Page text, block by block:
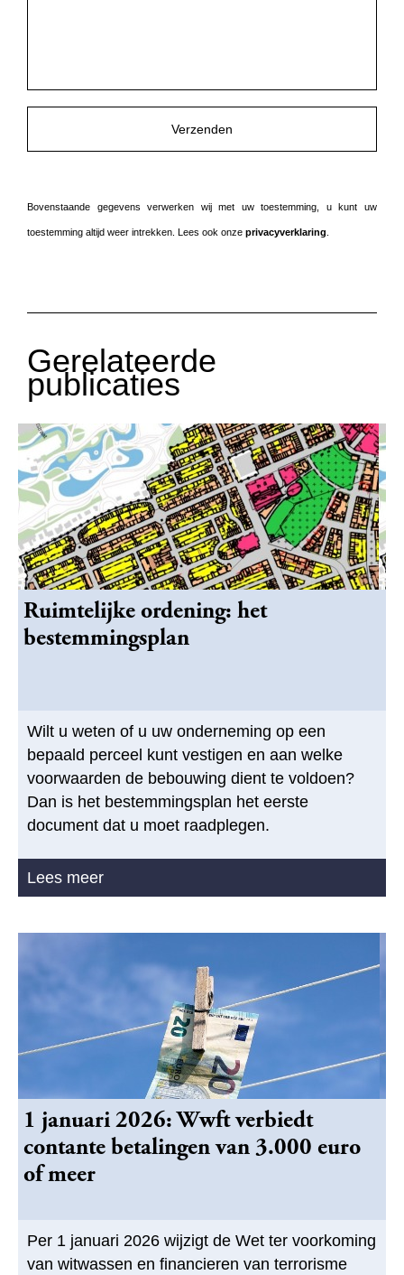
Bovenstaande gegevens verwerken wij met uw toestemming, u kunt uw
toestemming altijd weer intrekken. Lees ook onze privacyverklaring
Gerelateerde
publicaties
Ruimtelijke ordening: het
bestemmingsplan
Wilt u weten of u uw onderneming op een
bepaald perceel kunt vestigen en aan welke
voorwaarden de bebouwing dient te voldoen?
Dan is het bestemmingsplan het eerste
document dat u moet raadplegen.
Lees meer
1 januari 2026: Wwft verbiedt
contante betalingen van 3.000 euro
of meer
Per 1 januari 2026 wijzigt de Wet ter voorkoming
van witwassen en financieren van terrorisme